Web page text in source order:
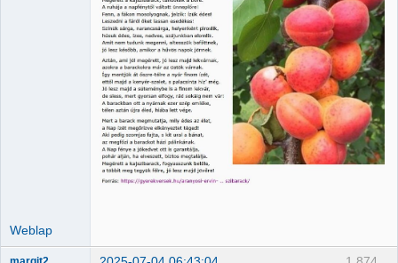
Weblap